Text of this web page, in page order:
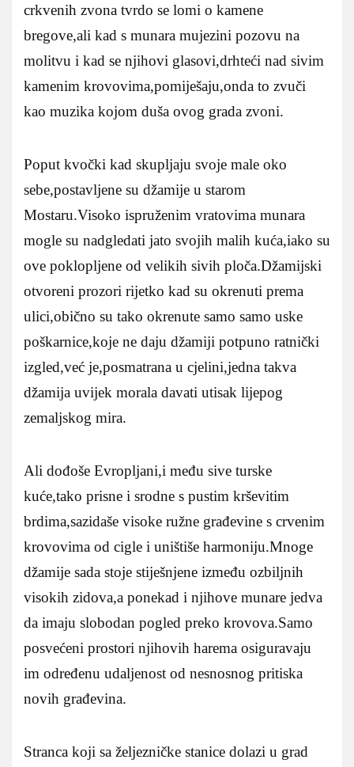
crkvenih zvona tvrdo se lomi o kamene
bregove,ali kad s munara mujezini pozovu na
molitvu i kad se njihovi glasovi,drhteći nad sivim
kamenim krovovima,pomiješaju,onda to zvuči
kao muzika kojom duša ovog grada zvoni.
Poput kvočki kad skupljaju svoje male oko
sebe,postavljene su džamije u starom
Mostaru.Visoko ispruženim vratovima munara
mogle su nadgledati jato svojih malih kuća,iako su
ove poklopljene od velikih sivih ploča.Džamijski
otvoreni prozori rijetko kad su okrenuti prema
ulici,obično su tako okrenute samo samo uske
poškarnice,koje ne daju džamiji potpuno ratnički
izgled,već je,posmatrana u cjelini,jedna takva
džamija uvijek morala davati utisak lijepog
zemaljskog mira.
Ali dođoše Evropljani,i među sive turske
kuće,tako prisne i srodne s pustim krševitim
brdima,sazidaše visoke ružne građevine s crvenim
krovovima od cigle i uništiše harmoniju.Mnoge
džamije sada stoje stiješnjene između ozbiljnih
visokih zidova,a ponekad i njihove munare jedva
da imaju slobodan pogled preko krovova.Samo
posvećeni prostori njihovih harema osiguravaju
im određenu udaljenost od nesnosnog pritiska
novih građevina.
Stranca koji sa željezničke stanice dolazi u grad